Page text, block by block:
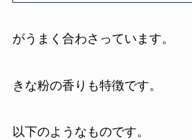
がうまく合わさっています。
きな粉の香りも特徴です。
以下のようなものです。